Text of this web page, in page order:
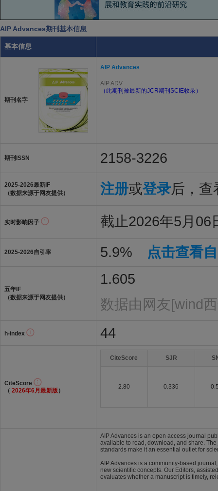
AIP Advances期刊基本信息
基本信息
期刊名字
AIP Advances
AIP ADV
（此期刊被最新的JCR期刊SCIE收录）
期刊ISSN 2158-3226
2025-2026最新IF
（数据来源于网友提供）
注册或登录后，查
实时影响因子 截止2026年5月06
2025-2026自引率 5.9% 点击查看
五年IF
（数据来源于网友提供）
1.605
数据由网友[wind
h-index 44
CiteScore
（ 2026年6月最新版 ）
CiteScore SJR
2.80 0.336
AIP Advances is an open access journal
available to read, download, and share.
standards make it an essential outlet for
AIP Advances is a community-based
new scientific concepts. Our Editors,
evaluates whether a manuscript is timely,